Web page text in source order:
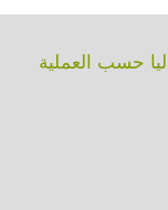
حسب العملية